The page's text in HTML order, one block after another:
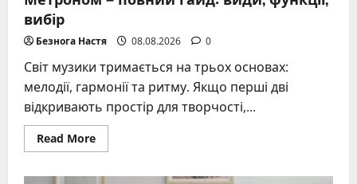
вибір
Безнога Настя 08.08.2026 0
Світ музики тримається на трьох основах:
мелодії, гармонії та ритму. Якщо перші дві
відкривають простір для творчості,...
Read MoreRead
more